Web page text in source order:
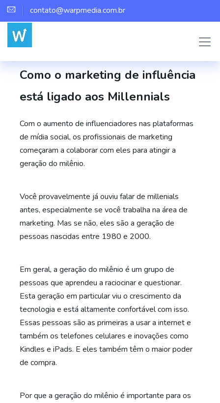
contato@warpmedia.com.br
Como o marketing de influência
está ligado aos Millennials
Com o aumento de influenciadores nas plataformas
de mídia social, os profissionais de marketing
começaram a colaborar com eles para atingir a
geração do milênio.
Você provavelmente já ouviu falar de millenials
antes, especialmente se você trabalha na área de
marketing. Mas se não, eles são a geração de
pessoas nascidas entre 1980 e 2000.
Em geral, a geração do milênio é um grupo de
pessoas que aprendeu a raciocinar e questionar.
Esta geração em particular viu o crescimento da
tecnologia e está altamente confortável com isso.
Essas pessoas são as primeiras a usar a internet e
também os telefones celulares e inovações como
Kindles e iPads. E eles também têm o maior poder
de compra.
Por que a geração do milênio é importante para os